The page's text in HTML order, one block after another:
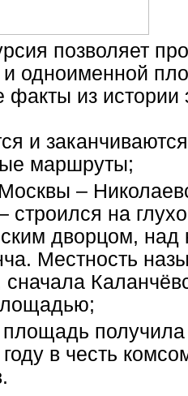
позволяет
и одноименной
факты из
и
маршруты;
–
строился на
дворцом,
Местность
сначала
в честь